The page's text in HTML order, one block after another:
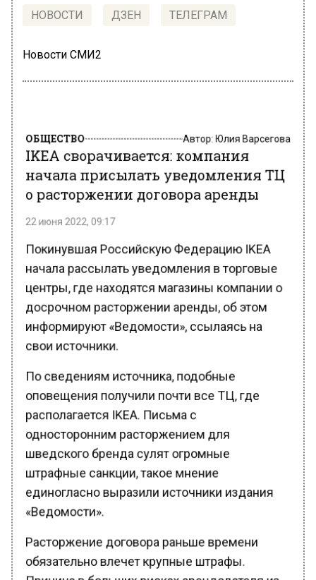
НОВОСТИ ДЗЕН ТЕЛЕГРАМ
Новости СМИ2
IKEA сворачивается: компания
начала присылать уведомления ТЦ
о расторжении договора аренды
Покинувшая Российскую Федерацию IKEA
начала рассылать уведомления в торговые
центры, где находятся магазины компании о
досрочном расторжении аренды, об этом
информируют «Ведомости», ссылаясь на
свои источники.
По сведениям источника, подобные
оповещения получили почти все ТЦ, где
располагается IKEA. Письма с
односторонним расторжением для
шведского бренда сулят огромные
штрафные санкции, такое мнение
единогласно выразили источники издания
«Ведомости».
Расторжение договора раньше времени
обязательно влечет крупные штрафы.